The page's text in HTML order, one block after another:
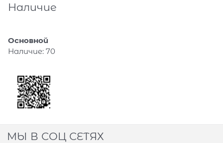
Наличие
Основной
Наличие: 70
МЫ В СОЦ СЕТЯХ